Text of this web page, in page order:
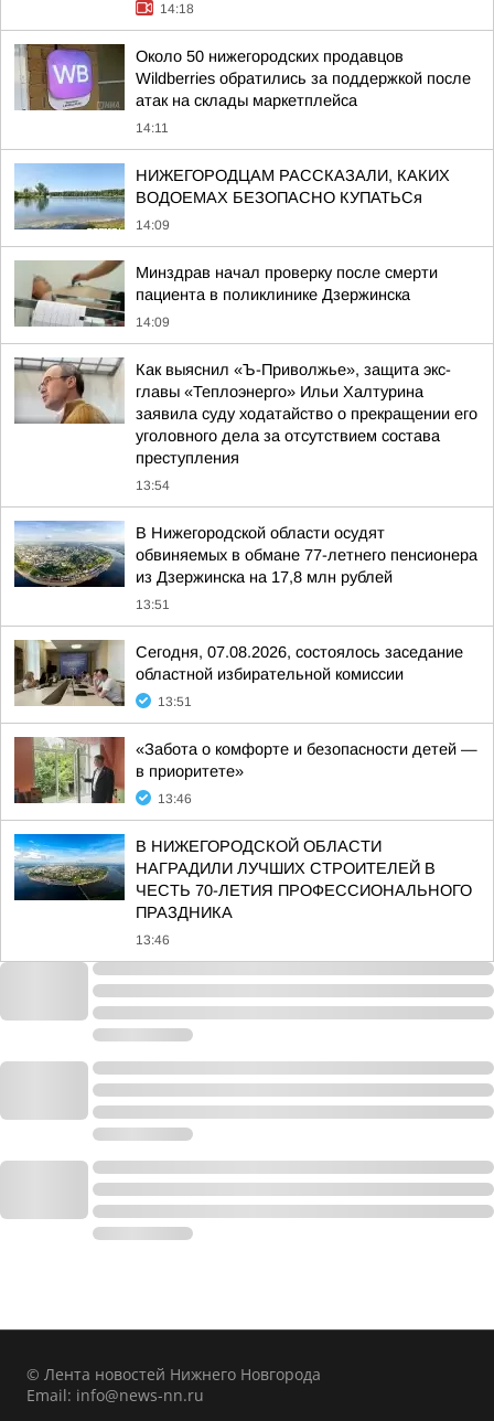
14:18
Около 50 нижегородских продавцов
Wildberries обратились за поддержкой после
атак на склады маркетплейса
14:11
НИЖЕГОРОДЦАМ РАССКАЗАЛИ, КАКИХ
ВОДОЕМАХ БЕЗОПАСНО КУПАТЬСя
14:09
Минздрав начал проверку после смерти
пациента в поликлинике Дзержинска
14:09
Как выяснил «Ъ-Приволжье», защита экс-
главы «Теплоэнерго» Ильи Халтурина
заявила суду ходатайство о прекращении его
уголовного дела за отсутствием состава
преступления
13:54
В Нижегородской области осудят
обвиняемых в обмане 77-летнего пенсионера
из Дзержинска на 17,8 млн рублей
13:51
Сегодня, 07.08.2026, состоялось заседание
областной избирательной комиссии
13:51
«Забота о комфорте и безопасности детей —
в приоритете»
13:46
В НИЖЕГОРОДСКОЙ ОБЛАСТИ
НАГРАДИЛИ ЛУЧШИХ СТРОИТЕЛЕЙ В
ЧЕСТЬ 70-ЛЕТИЯ ПРОФЕССИОНАЛЬНОГО
ПРАЗДНИКА
13:46
© Лента новостей Нижнего Новгорода
Email: info@news-nn.ru